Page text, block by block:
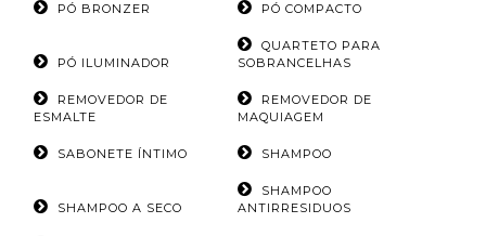
PÓ BRONZER PÓ COMPACTO
PÓ ILUMINADOR
QUARTETO PARA
SOBRANCELHAS
REMOVEDOR DE
ESMALTE
REMOVEDOR DE
MAQUIAGEM
SABONETE ÍNTIMO SHAMPOO
SHAMPOO A SECO
SHAMPOO
ANTIRRESIDUOS